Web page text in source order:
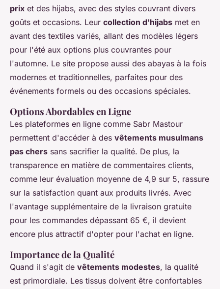
prix et des hijabs, avec des styles couvrant divers
goûts et occasions. Leur collection d'hijabs met en
avant des textiles variés, allant des modèles légers
pour l'été aux options plus couvrantes pour
l'automne. Le site propose aussi des abayas à la fois
modernes et traditionnelles, parfaites pour des
événements formels ou des occasions spéciales.
Options Abordables en Ligne
Les plateformes en ligne comme Sabr Mastour
permettent d'accéder à des vêtements musulmans
pas chers sans sacrifier la qualité. De plus, la
transparence en matière de commentaires clients,
comme leur évaluation moyenne de 4,9 sur 5, rassure
sur la satisfaction quant aux produits livrés. Avec
l'avantage supplémentaire de la livraison gratuite
pour les commandes dépassant 65 €, il devient
encore plus attractif d'opter pour l'achat en ligne.
Importance de la Qualité
Quand il s'agit de vêtements modestes, la qualité
est primordiale. Les tissus doivent être confortables